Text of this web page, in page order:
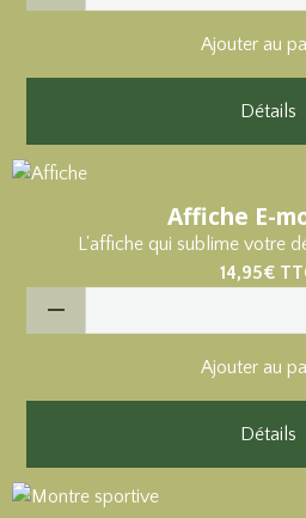
Ajouter au
Détails
Affiche E-
L'affiche qui sublime votre
14,95€
Ajouter au
Détails